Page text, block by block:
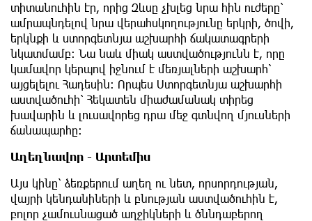
տիտանուհին էր, որից Զևսը չխլեց նրա հին ուժերը՝
ամրապնդելով նրա վերահսկողությունը երկրի, ծովի,
երկնքի և ստորգետնյա աշխարհի ճակատագրերի
նկատմամբ: Նա նաև միակ աստվածությունն է, որը
կամավոր կերպով իջնում ​​է մեռյալների աշխարհ՝
այցելելու Հադեսին: Որպես Ստորգետնյա աշխարհի
աստվածուհի՝ Հեկատեն միաժամանակ տիրեց
խավարին և լուսավորեց դրա մեջ գտնվող մյուսների
ճանապարհը:
Աղեղնավոր - Արտեմիս
Այս կինը՝ ձեռքերում աղեղ ու նետ, որսորդության,
վայրի կենդանիների և բնության աստվածուհին է,
բոլոր չամուսնացած աղջիկների և ծննդաբերող